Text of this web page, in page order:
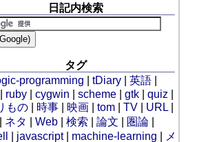
日記内検索
タグ
programming |tDiary |英語
ruby |cygwin |scheme |gtk |quiz
もの
時事 映画 |tom |TV URL
ネタ |Web |検索 |論文 圏論
javascript| machine-learning
メ